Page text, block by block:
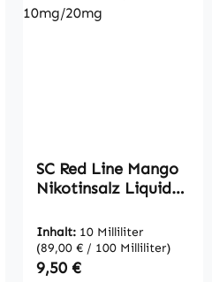
SC Red Line Mango
Nikotinsalz Liquid
Inhalt: 10 Milliliter
(89,00 € / 100 Milliliter)
Regulärer Preis:
9,50 €